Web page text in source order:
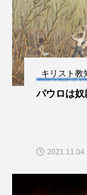
キリスト教
パウロは奴
2021.11.04